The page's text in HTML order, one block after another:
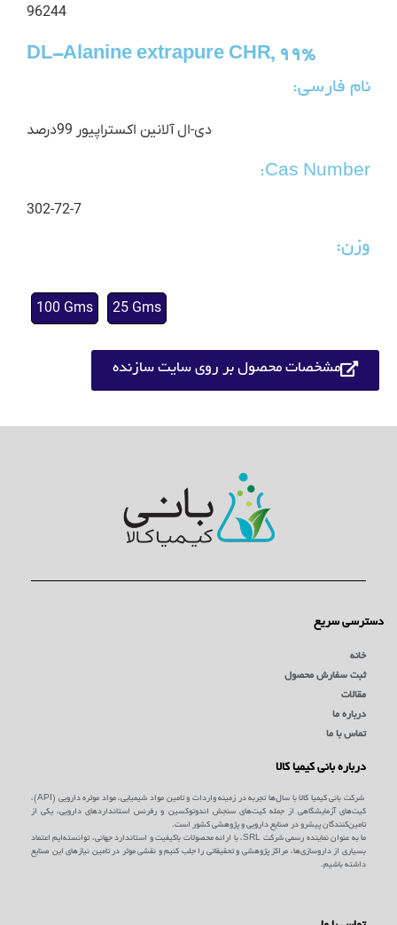
96244
DL-Alanine extrapure CHR, 99%
نام فارسی:
دی-ال آلانین اکستراپیور 99درصد
Cas Number:
302-72-7
وزن:
100 Gms 25 Gms
مشخصات محصول بر روی سایت سازنده
دسترسی سریع
خانه
ثبت سفارش محصول
مقالات
درباره ما
تماس با ما
درباره بانی کیمیا کالا
شرکت بانی کیمیا کالا با سال‌ها تجربه در زمینه واردات و تامین مواد شیمیایی، مواد موثره دارویی (API)،
کیت‌های آزمایشگاهی از جمله کیت‌های سنجش اندوتوکسین و رفرنس استانداردهای دارویی، یکی از
تامین‌کنندگان پیشرو در صنایع دارویی و پژوهشی کشور است.
ما به عنوان نماینده رسمی شرکت SRL، با ارائه محصولات باکیفیت و استاندارد جهانی، توانسته‌ایم اعتماد
بسیاری از داروسازی‌ها، مراکز پژوهشی و تحقیقاتی را جلب کنیم و نقشی موثر در تامین نیازهای این صنایع
داشته باشیم.